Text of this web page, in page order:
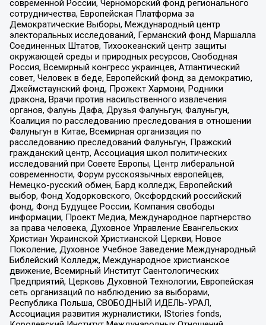
современной России, Черноморский фонд регионального
сотрудничества, Европейская Платформа за
Демократические Выборы, Международный центр
электоральных исследований, Германский фонд Маршалла
Соединенных Штатов, Тихоокеанский центр защиты
окружающей среды и природных ресурсов, Свободная
Россия, Всемирный конгресс украинцев, Атлантический
совет, Человек в беде, Европейский фонд за демократию,
Джеймстаунский фонд, Прожект Хармони, Родники
дракона, Врачи против насильственного извлечения
органов, Фалунь Дафа, Друзья Фалуньгун, Фалуньгун,
Коалиция по расследованию преследования в отношении
Фалуньгун в Китае, Всемирная организация по
расследованию преследований Фалуньгун, Пражский
гражданский центр, Ассоциация школ политических
исследований при Совете Европы, Центр либеральной
современности, Форум русскоязычных европейцев,
Немецко-русский обмен, Бард колледж, Европейский
выбор, Фонд Ходорковского, Оксфордский российский
фонд, Фонд Будущее России, Компания свободы
информации, Проект Медиа, Международное партнерство
за права человека, Духовное Управление Евангельских
Христиан Украинской Христианской Церкви, Новое
Поколение, Духовное Учебное Заведение Международный
Библейский Колледж, Международное христианское
движение, Всемирный Институт Саентологических
Предприятий, Церковь Духовной Технологии, Европейская
сеть организаций по наблюдению за выборами,
Республика Польша, СВОБОДНЫЙ ИДЕЛЬ-УРАЛ,
Ассоциация развития журналистики, IStories fonds,